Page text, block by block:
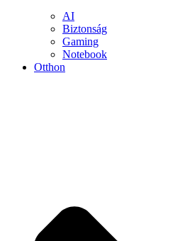
AI
Biztonság
Gaming
Notebook
Otthon